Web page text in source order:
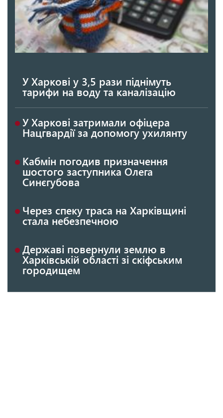
У Харкові у 3,5 рази піднімуть
тарифи на воду та каналізацію
У Харкові затримали офіцера
Нацгвардії за допомогу ухилянту
Кабмін погодив призначення
шостого заступника Олега
Синєгубова
Через спеку траса на Харківщині
стала небезпечною
Державі повернули землю в
Харківській області зі скіфським
городищем